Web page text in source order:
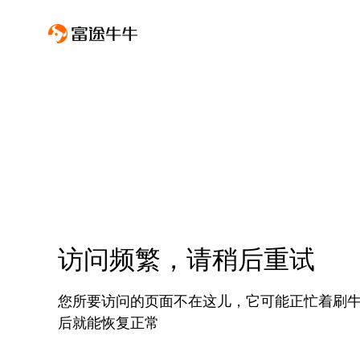
访问频繁，请稍后重试
您所要访问的页面不在这儿，它可能正忙着刷
后就能恢复正常